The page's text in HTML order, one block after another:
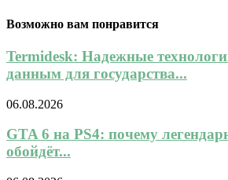
Возможно вам понравится
Termidesk: Надежные
данным для государства...
06.08.2026
GTA 6 на PS4: почему
обойдёт...